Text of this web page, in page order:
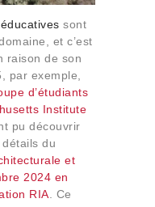
sont
et c’est
raison de son
par exemple,
d’étudiants
Institute
pu découvrir
détails du
et
2024 en
RIA. Ce